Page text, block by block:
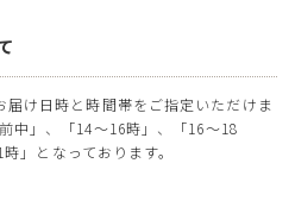
け日時と時間帯をご指定いただけま
中」、「14～16時」、「16～18
」となっております。